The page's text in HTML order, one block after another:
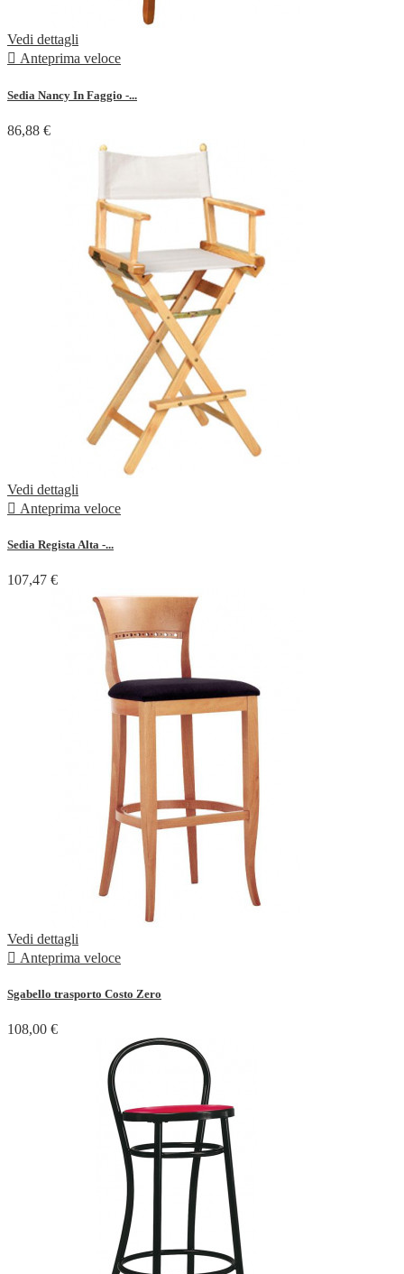
Vedi dettagli
 Anteprima veloce
Sedia Nancy In Faggio -...
86,88 €
Vedi dettagli
 Anteprima veloce
Sedia Regista Alta -...
107,47 €
Vedi dettagli
 Anteprima veloce
Sgabello trasporto Costo Zero
108,00 €